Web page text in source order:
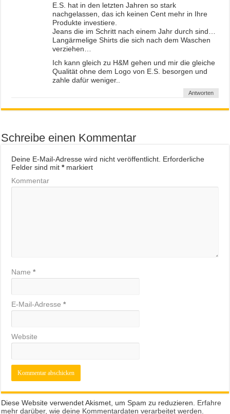
E.S. hat in den letzten Jahren so stark
nachgelassen, das ich keinen Cent mehr in Ihre
Produkte investiere.
Jeans die im Schritt nach einem Jahr durch sind…
Langärmelige Shirts die sich nach dem Waschen
verziehen…
Ich kann gleich zu H&M gehen und mir die gleiche
Qualität ohne dem Logo von E.S. besorgen und
zahle dafür weniger..
Antworten
Schreibe einen Kommentar
Deine E-Mail-Adresse wird nicht veröffentlicht. Erforderliche
Felder sind mit*markiert
Kommentar
Name*
E-Mail-Adresse*
Website
Diese Website verwendet Akismet, um Spam zu reduzieren. Erfahre
mehr darüber, wie deine Kommentardaten verarbeitet werden